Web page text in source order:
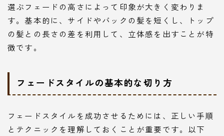
選ぶフェードの高さによって印象が大きく変わりま
す。基本的に、サイドやバックの髪を短くし、トップ
の髪との長さの差を利用して、立体感を出すことが特
徴です。
フェードスタイルの基本的な切り方
フェードスタイルを成功させるためには、正しい手順
とテクニックを理解しておくことが重要です。以下